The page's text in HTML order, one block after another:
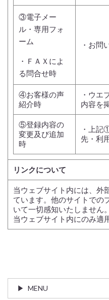
③電子メー
ル・専用フォ
ーム
・ＦＡＸ によ
る問合せ時
・お問
④お客様の声
紹介時
・ウエ
内容を
⑤登録内容の
変更及び追加
時
・上
先・利
リンクについて
当ウェブサイト内には、外
ています。他のサイトでの
いて一切感知いたしません
当ウェブサイト内にのみ適
MENU